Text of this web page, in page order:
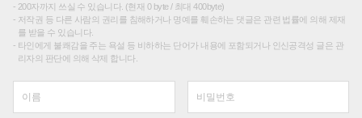
200자까지 쓰실 수 있습니다. (현재 0 byte / 최대 400byte)
저작권 등 다른 사람의 권리를 침해하거나 명예를 훼손하는 댓글은 관련 법률에 의해 제재
를 받을 수 있습니다.
타인에게 불쾌감을 주는 욕설 등 비하하는 단어가 내용에 포함되거나 인신공격성 글은 관
리자의 판단에 의해 삭제 합니다.